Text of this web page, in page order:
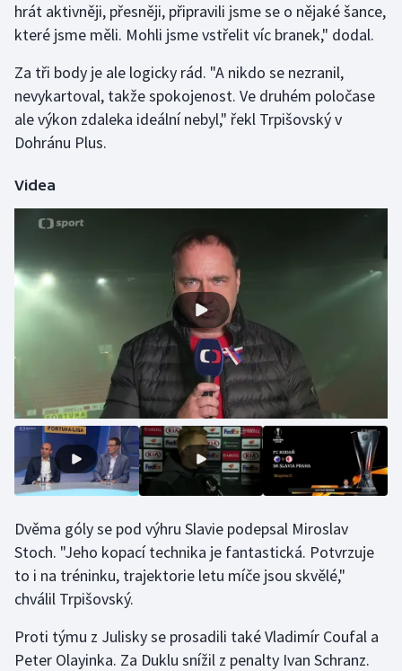
Lezení
Moderní pětiboj
Motorsport
Olympijské hry
Parasport
Plavání
Plážový volejbal
Rychlobruslení
Rychlostní kanoistika
Short track
Sportovní střelba
Stolní tenis
Triatlon
Veslování
hrát aktivněji, přesněji, připravili jsme se o nějaké šance,
které jsme měli. Mohli jsme vstřelit víc branek," dodal.
Za tři body je ale logicky rád. "A nikdo se nezranil,
nevykartoval, takže spokojenost. Ve druhém poločase
ale výkon zdaleka ideální nebyl," řekl Trpišovský v
Dohránu Plus.
Videa
Dvěma góly se pod výhru Slavie podepsal Miroslav
Stoch. "Jeho kopací technika je fantastická. Potvrzuje
to i na tréninku, trajektorie letu míče jsou skvělé,"
chválil Trpišovský.
Proti týmu z Julisky se prosadili také Vladimír Coufal a
Peter Olayinka. Za Duklu snížil z penalty Ivan Schranz.